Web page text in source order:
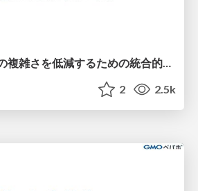
IoTシステム開発の複雑さを低減するための統合的アーキテクチャ
2 2.5k